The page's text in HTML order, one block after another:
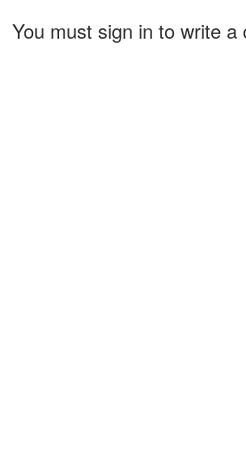
You must sign in to write a